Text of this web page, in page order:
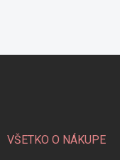
VŠETKO O NÁKUPE